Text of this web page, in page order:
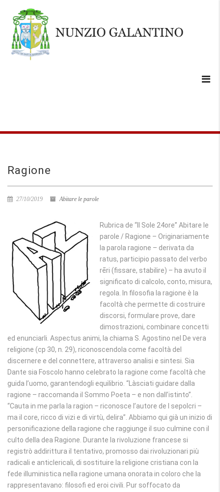
Ragione
27/10/2019 Abitare le parole
Rubrica de “Il Sole 24ore” Abitare le
parole / Ragione – Originariamente
la parola ragione – derivata da
ratus, participio passato del verbo
rēri (fissare, stabilire) – ha avuto il
significato di calcolo, conto, misura,
regola. In filosofia la ragione è la
facoltà che permette di costruire
discorsi, formulare prove, dare
dimostrazioni, combinare concetti
ed enunciarli. Aspectus animi, la chiama S. Agostino nel De vera
religione (cp 30, n. 29), riconoscendola come facoltà del
discernere e del connettere, attraverso analisi e sintesi. Sia
Dante sia Foscolo hanno celebrato la ragione come facoltà che
guida l’uomo, garantendogli equilibrio. “Làsciati guidare dalla
ragione – raccomanda il Sommo Poeta – e non dall’istinto”.
“Cauta in me parla la ragion – riconosce l’autore de I sepolcri –
ma il core, ricco di vizi e di virtù, delira”. Abbiamo qui già un inizio di
personificazione della ragione che raggiunge il suo culmine con il
culto della dea Ragione. Durante la rivoluzione francese si
registrò addirittura il tentativo, promosso dai rivoluzionari più
radicali e anticlericali, di sostituire la religione cristiana con la
fede illuministica nella ragione umana onorata in coloro che la
rappresentavano: filosofi ed eroi civili. Pur soffocato da